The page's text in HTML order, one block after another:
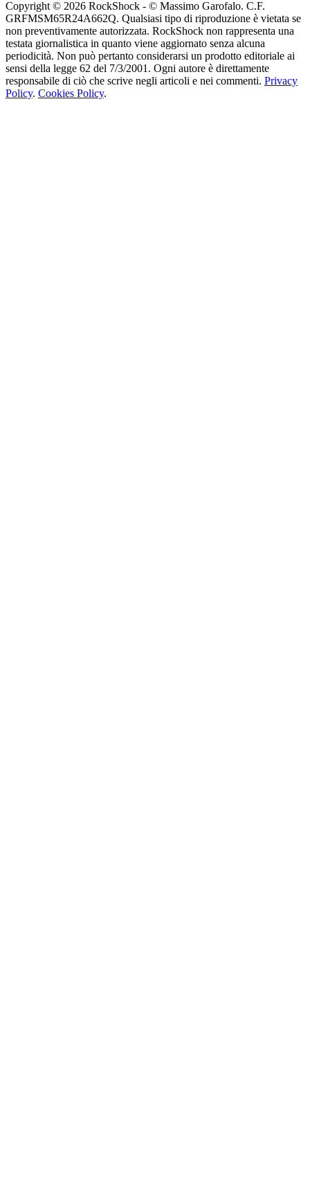
Copyright © 2026 RockShock - © Massimo Garofalo. C.F.
GRFMSM65R24A662Q. Qualsiasi tipo di riproduzione è vietata se
non preventivamente autorizzata. RockShock non rappresenta una
testata giornalistica in quanto viene aggiornato senza alcuna
periodicità. Non può pertanto considerarsi un prodotto editoriale ai
sensi della legge 62 del 7/3/2001. Ogni autore è direttamente
responsabile di ciò che scrive negli articoli e nei commenti. Privacy
Policy. Cookies Policy.